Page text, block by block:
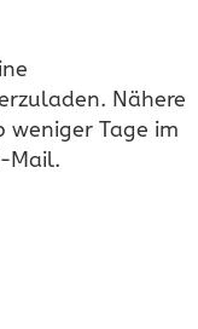
Nähere
weniger Tage im
Mail.